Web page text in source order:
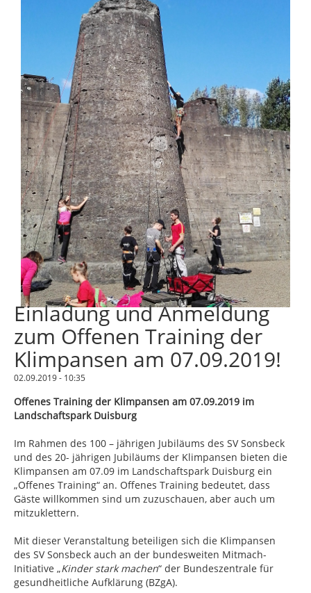
Einladung und Anmeldung
zum Offenen Training der
Klimpansen am 07.09.2019!
02.09.2019 - 10:35
Offenes Training der Klimpansen am 07.09.2019 im
Landschaftspark Duisburg
Im Rahmen des 100 – jährigen Jubiläums des SV Sonsbeck
und des 20- jährigen Jubiläums der Klimpansen bieten die
Klimpansen am 07.09 im Landschaftspark Duisburg ein
„Offenes Training“ an. Offenes Training bedeutet, dass
Gäste willkommen sind um zuzuschauen, aber auch um
mitzuklettern.
Mit dieser Veranstaltung beteiligen sich die Klimpansen
des SV Sonsbeck auch an der bundesweiten Mitmach-
Initiative „Kinder stark machen“ der Bundeszentrale für
gesundheitliche Aufklärung (BZgA).